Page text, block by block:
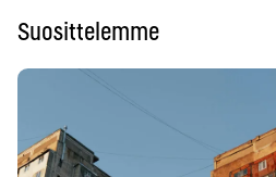
Suosittelemme